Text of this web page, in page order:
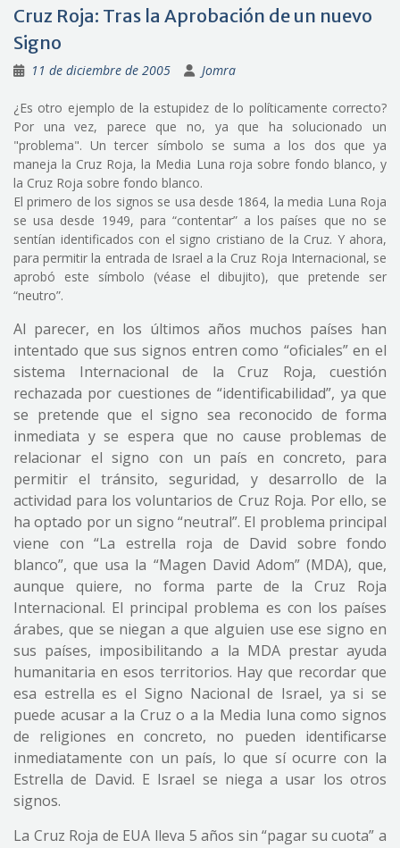
Cruz Roja: Tras la Aprobación de un nuevo
Signo
11 de diciembre de 2005 Jomra
¿Es otro ejemplo de la estupidez de lo políticamente correcto?
Por una vez, parece que no, ya que ha solucionado un
"problema". Un tercer símbolo se suma a los dos que ya
maneja la Cruz Roja, la Media Luna roja sobre fondo blanco, y
la Cruz Roja sobre fondo blanco.
El primero de los signos se usa desde 1864, la media Luna Roja
se usa desde 1949, para “contentar” a los países que no se
sentían identificados con el signo cristiano de la Cruz. Y ahora,
para permitir la entrada de Israel a la Cruz Roja Internacional, se
aprobó este símbolo (véase el dibujito), que pretende ser
“neutro”.
Al parecer, en los últimos años muchos países han
intentado que sus signos entren como “oficiales” en el
sistema Internacional de la Cruz Roja, cuestión
rechazada por cuestiones de “identificabilidad”, ya que
se pretende que el signo sea reconocido de forma
inmediata y se espera que no cause problemas de
relacionar el signo con un país en concreto, para
permitir el tránsito, seguridad, y desarrollo de la
actividad para los voluntarios de Cruz Roja. Por ello, se
ha optado por un signo “neutral”. El problema principal
viene con “La estrella roja de David sobre fondo
blanco”, que usa la “Magen David Adom” (MDA), que,
aunque quiere, no forma parte de la Cruz Roja
Internacional. El principal problema es con los países
árabes, que se niegan a que alguien use ese signo en
sus países, imposibilitando a la MDA prestar ayuda
humanitaria en esos territorios. Hay que recordar que
esa estrella es el Signo Nacional de Israel, ya si se
puede acusar a la Cruz o a la Media luna como signos
de religiones en concreto, no pueden identificarse
inmediatamente con un país, lo que sí ocurre con la
Estrella de David. E Israel se niega a usar los otros
signos.
La Cruz Roja de EUA lleva 5 años sin “pagar su cuota” a